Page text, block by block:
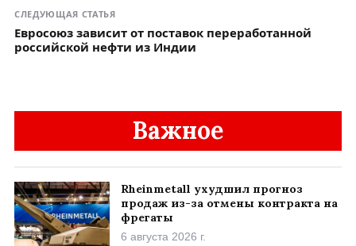
СЛЕДУЮЩАЯ СТАТЬЯ
Евросоюз зависит от поставок переработанной
российской нефти из Индии
Важное
Rheinmetall ухудшил прогноз
продаж из-за отмены контракта на
фрегаты
6 августа 2026 г.